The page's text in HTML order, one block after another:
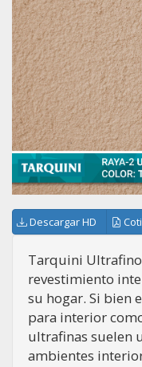
Descargar HD
Tarquini
revestimiento
su hogar. Si bien
para interior
ultrafinas suelen
ambientes